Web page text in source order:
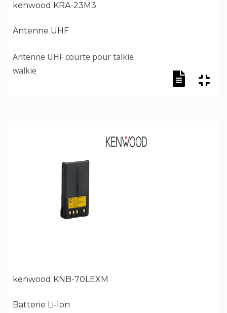
kenwood KRA-23M3
Antenne UHF
Antenne UHF courte pour talkie
walkie
kenwood KNB-70LEXM
Batterie Li-Ion